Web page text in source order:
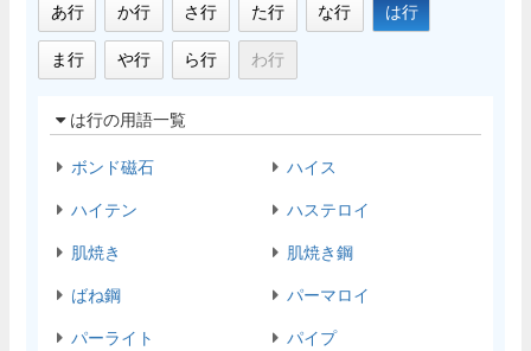
あ行 か行 さ行 た行 な行 は行
ま行 や行 ら行 わ行
は行の用語一覧
ボンド磁石 ハイス
ハイテン ハステロイ
肌焼き 肌焼き鋼
ばね鋼 パーマロイ
パーライト パイプ